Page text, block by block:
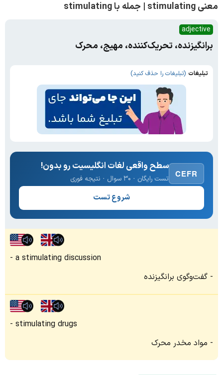
معنی stimulating | جمله با stimulating
adjective
برانگیزنده، تحریک‌کننده، مهیج، محرک
تبلیغات (تبلیغات را حذف کنید)
CEFR
سطح واقعی لغات انگلیسیت رو بدون!
تست رایگان · ۳۰ سوال · نتیجه فوری
شروع تست
a stimulating discussion
گفت‌وگوی برانگیزنده
stimulating drugs
مواد مخدر محرک